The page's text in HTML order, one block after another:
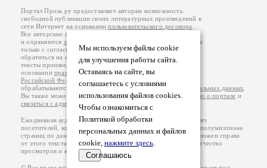
Мы используем файлы cookie
для улучшения работы сайта.
Оставаясь на сайте, вы
соглашаетесь с условиями
использования файлов cookies.
Чтобы ознакомиться с
Политикой обработки
персональных данных и файлов
cookie, нажмите здесь.
Соглашаюсь
Портал Проза.ру предоставляет авторам возможность
свободной публикации своих литературных произведений в
сети Интернет на основаниипользовательского договора
Все авторские права на произведения принадлежат авторам
и охраняются законом
. Перепечатка произведений возможна
только с согласия его автора, к которому вы можете
обратиться на его авторской странице. Ответственность за
тексты произведений авторы несут самостоятельно на
основанииправил публикацииизаконодательства
Российской Федерации
обрабатываются на основанииПолитики обработки персональных данных
Вы также можете посмотреть более подробнуюинформацию о портале и
связаться с администрацией
Ежедневная аудитория портала Проза.ру – порядка 100 тысяч
посетителей, которые в общей сумме просматривают более полумиллиона
страниц по данным счетчика посещаемости, который расположен справа
от этого текста. В каждой графе указано по две цифры: количество
просмотров и количество посетителей.